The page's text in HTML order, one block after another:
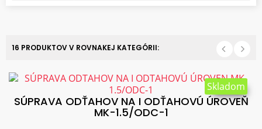
16 PRODUKTOV V ROVNAKEJ KATEGÓRII:
SÚPRAVA ODŤAHOV NA I ODŤAHOVÚ ÚROVEŇ
MK-1.5/ODC-1
Skladom